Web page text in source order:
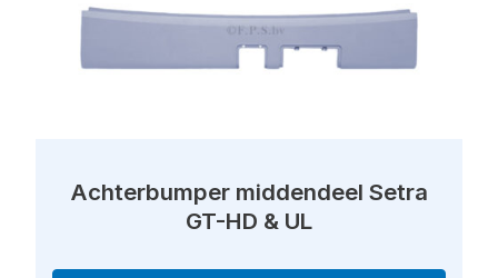
Achterbumper middendeel Setra
GT-HD & UL